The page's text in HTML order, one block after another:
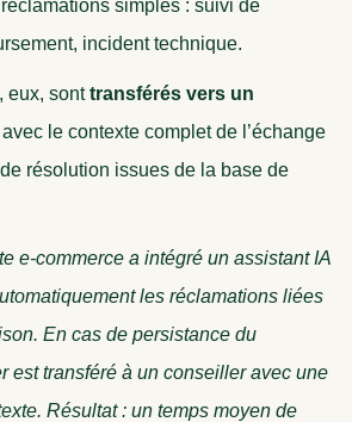
simples : suivi de
incident technique.
eux, sonttransférés vers un
avec le contexte complet de l’échange
résolution issues de la base de
e-commerce a intégré un assistant IA
les réclamations liées
En cas de persistance du
est transféré à un conseiller avec une
Résultat : un temps moyen de